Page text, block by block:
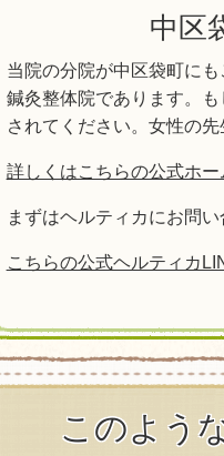
中区
当院の分院が中区袋町に
鍼灸整体院であります。
されてください。女性の先
詳しくはこちらの公式ホー
まずはヘルティカにお問
こちらの公式ヘルティカ
このよう